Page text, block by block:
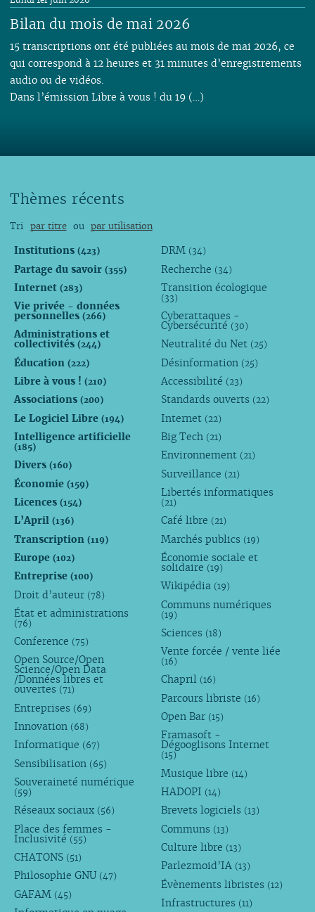
Bilan du mois de mai 2026
15 transcriptions ont été publiées au mois de mai 2026, ce
qui correspond à 12 heures et 31 minutes d’enregistrements
audio ou de vidéos.
Dans l’émission Libre à vous ! du 19 (…)
Thèmes récents
Tri par titre ou par utilisation
Institutions (423)
Partage du savoir (355)
Internet (283)
Vie privée - données
personnelles (266)
Administrations et
collectivités (244)
Éducation (222)
Libre à vous ! (210)
Associations (200)
Le Logiciel Libre (194)
Intelligence artificielle
(185)
Divers (160)
Économie (159)
Licences (154)
L’April (136)
Transcription (119)
Europe (102)
Entreprise (100)
Droit d’auteur (78)
État et administrations
(76)
Conference (75)
Open Source/Open
Science/Open Data
/Données libres et
ouvertes (71)
Entreprises (69)
Innovation (68)
Informatique (67)
Sensibilisation (65)
Souveraineté numérique
(59)
Réseaux sociaux (56)
Place des femmes -
Inclusivité (55)
CHATONS (51)
Philosophie GNU (47)
GAFAM (45)
DRM (34)
Recherche (34)
Transition écologique
(33)
Cyberattaques -
Cybersécurité (30)
Neutralité du Net (25)
Désinformation (25)
Accessibilité (23)
Standards ouverts (22)
Internet (22)
Big Tech (21)
Environnement (21)
Surveillance (21)
Libertés informatiques
(21)
Café libre (21)
Marchés publics (19)
Économie sociale et
solidaire (19)
Wikipédia (19)
Communs numériques
(19)
Sciences (18)
Vente forcée / vente liée
(16)
Chapril (16)
Parcours libriste (16)
Open Bar (15)
Framasoft -
Dégooglisons Internet
(15)
Musique libre (14)
HADOPI (14)
Brevets logiciels (13)
Communs (13)
Culture libre (13)
Parlezmoid’IA (13)
Évènements libristes (12)
Infrastructures (11)